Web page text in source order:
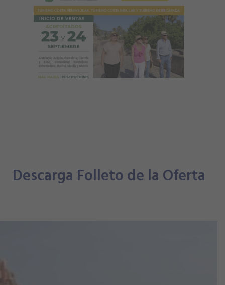
Descarga Folleto de la Oferta